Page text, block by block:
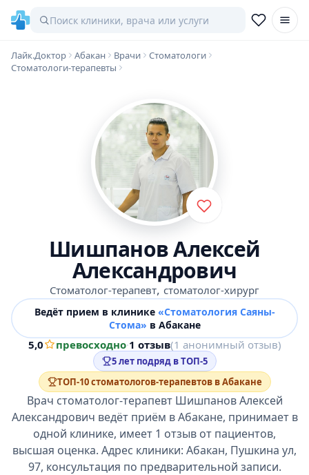
Лайк.Доктор Абакан Врачи
Стоматологи
Стоматологи-терапевты
Шишпанов Алексей
Александрович
Стоматолог-терапевт, стоматолог-хирург
Ведёт прием в клинике «Стоматология Саяны-
Стома» в Абакане
5,0 превосходно·1 отзыв(1 анонимный отзыв)
5 лет подряд в ТОП-5
ТОП-10 стоматологов-терапевтов в Абакане
Врач стоматолог-терапевт Шишпанов Алексей
Александрович ведёт приём в Абакане, принимает в
одной клинике, имеет 1 отзыв от пациентов,
высшая оценка. Адрес клиники: Абакан, Пушкина ул,
97, консультация по предварительной записи.